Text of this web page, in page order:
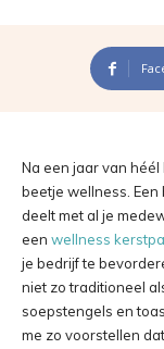
Na een jaar van
beetje wellness. Een
deelt met al je
een wellness
je bedrijf te
niet zo traditioneel
soepstengels en
me zo voorstellen